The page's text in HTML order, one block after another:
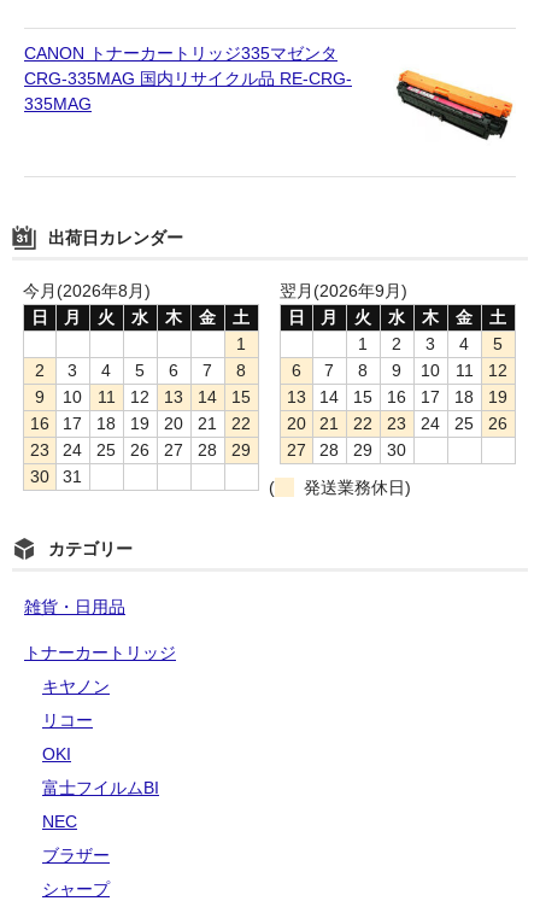
CANON トナーカートリッジ335マゼンタ
CRG-335MAG 国内リサイクル品 RE-CRG-
335MAG
出荷日カレンダー
今月(2026年8月)
日
月 火 水 木 金
土
1
2
3 4 5 6 7
8
9
10 11 12 13 14
15
16
17 18 19 20 21
22
23
24 25 26 27 28
29
30
31
翌月(2026年9月)
日
月 火 水 木 金
土
1
2 3 4
5
6
7 8 9 10 11
12
13
14 15 16 17 18
19
20
21 22 23 24 25
26
27
28 29
30
(
発送業務休日)
カテゴリー
雑貨・日用品
トナーカートリッジ
キヤノン
リコー
OKI
富士フイルムBI
NEC
ブラザー
シャープ